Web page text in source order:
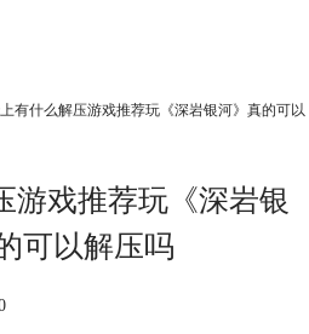
上有什么解压游戏推荐玩《深岩银河》真的可以
游戏推荐玩《深岩银
可以解压吗